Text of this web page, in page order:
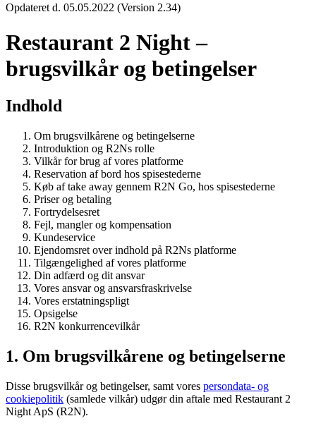
Opdateret d. 05.05.2022 (Version 2.34)
Restaurant 2 Night –
brugsvilkår og betingelser
Indhold
Om brugsvilkårene og betingelserne
Introduktion og R2Ns rolle
Vilkår for brug af vores platforme
Reservation af bord hos spisestederne
Køb af take away gennem R2N Go, hos spisestederne
Priser og betaling
Fortrydelsesret
Fejl, mangler og kompensation
Kundeservice
Ejendomsret over indhold på R2Ns platforme
Tilgængelighed af vores platforme
Din adfærd og dit ansvar
Vores ansvar og ansvarsfraskrivelse
Vores erstatningspligt
Opsigelse
R2N konkurrencevilkår
1. Om brugsvilkårene og betingelserne
Disse brugsvilkår og betingelser, samt vores persondata- og
cookiepolitik (samlede vilkår) udgør din aftale med Restaurant 2
Night ApS (R2N).